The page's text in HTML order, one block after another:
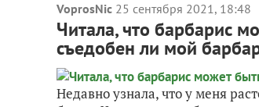
VoprosNic 25 сентября 2021, 18:48
Читала, что барбарис
съедобен ли мой
Недавно узнала, что у меня